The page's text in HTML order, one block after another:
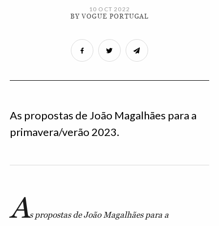
10 OCT 2022
BY VOGUE PORTUGAL
As propostas de João Magalhães para a
primavera/verão 2023.
As propostas de João Magalhães para a